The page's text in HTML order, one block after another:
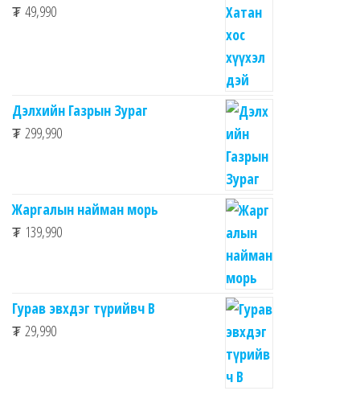
₮ 49,990
Дэлхийн Газрын Зураг
₮ 299,990
Жаргалын найман морь
₮ 139,990
Гурав эвхдэг түрийвч B
₮ 29,990